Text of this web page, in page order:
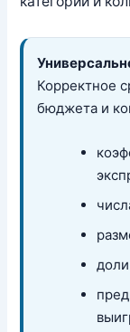
Корректное
бюджета и